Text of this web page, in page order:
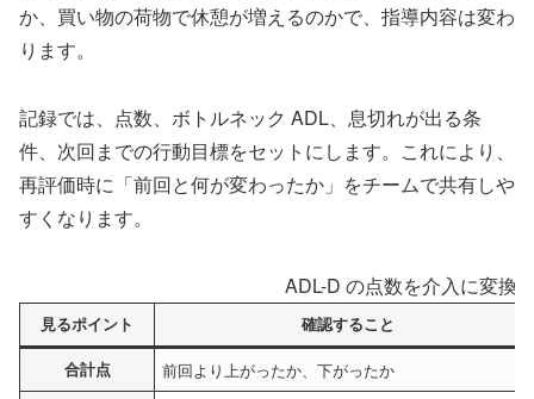
か、買い物の荷物で休憩が増えるのかで、指導内容は変わ
ります。
記録では、点数、ボトルネック ADL、息切れが出る条
件、次回までの行動目標をセットにします。これにより、
再評価時に「前回と何が変わったか」をチームで共有しや
すくなります。
ADL-D の点数を介入に変換
見るポイント 確認すること
合計点 前回より上がったか、下がったか